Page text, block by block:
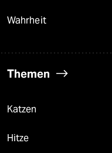
Wahrheit
Themen
Katzen
Hitze